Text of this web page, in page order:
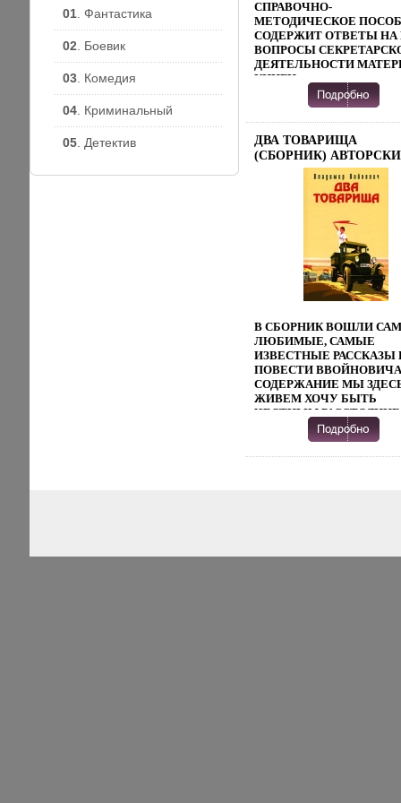
01 . Фантастика
02 . Боевик
03 . Комедия
04 . Криминальный
05 . Детектив
ГОРИНА ВСЮ ЕГО НЕ
СТОЛЬ УЖ ДОЛГУЮ, К
СОЖАЛЕНИЮ,
ПИСАТЕЛЬСКУЮ
ПРОИЗВЕДЕНИЯ
ПОЛЬЗОВАТЕЛЯМ
ПРЕДОСТАВЛЕНИЕ
ПРОИЗВЕДЕНИЯ
ПОЛЬЗОВАТЕЛЯМ
ОСУЩЕСТВЛЯЕТСЯ
"ЛИТРЕС".
СПРАВОЧНО-
МЕТОДИЧЕСКОЕ
СОДЕРЖИТ ОТВЕТЫ НА
ВОПРОСЫ
ДЕЯТЕЛЬНОСТИ
КНИГИ
СИСТЕМАТИЗИРОВАН,
СНАБЖЕН ОБИЛИЕМ
ПРИМЕРОВ, ЧТО
ДОПОЛНИТЕЛЬНЫЕ
УДОБСТВА В РАБОТЕ
АТФЗРАДРЕСОВАНО В
ПЕРВУЮ ОЧЕРЕДЬ
СЕКРЕТАРЯМ И
ПОМОЩНИКАМ
РУКОВОДИТЕЛЕЙ,
СЛУШАТЕЛЯМ
КУРСОВ, ТАКЖЕ БУДЕТ
ПОЛЕЗНО
РУКОВОДИТЕЛЯМ
ЮРИЙ ДЕМИН.
ДВА ТОВАРИЩА
(СБОРНИК)
СБОРНИК
ИЗДАТЕЛЬСТВО:
2007 Г ISBN 5-699-20039-
В СБОРНИК ВОШЛИ
ЛЮБИМЫЕ, САМЫЕ
ИЗВЕСТНЫЕ РАССКАЗЫ
ПОВЕСТИ ВВОЙНОВИЧА
СОДЕРЖАНИЕ МЫ
ЖИВЕМ ХОЧУ БЫТЬ
ЧЕСТНЫМ РАССТОЯНИЕ
ПОЛКИЛОМЕТРА ДВА
ТОВАРИЩА ПУТЕМ
ВЗАИМНОЙ
МАТЕМАТИКИ В МАЕ